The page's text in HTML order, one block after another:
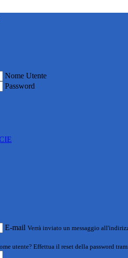
Nome Utente
Password
E-mail Verrà inviato un messaggio
utente? Effettua il reset della password